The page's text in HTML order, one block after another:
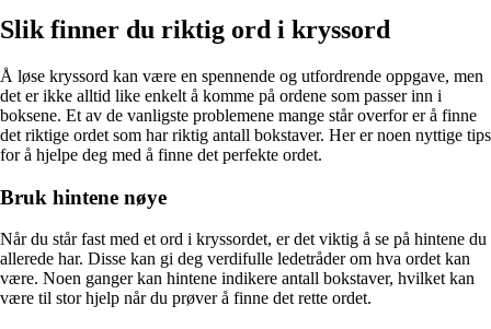
Slik finner du riktig ord i kryssord
Å løse kryssord kan være en spennende og utfordrende oppgave, men
det er ikke alltid like enkelt å komme på ordene som passer inn i
boksene. Et av de vanligste problemene mange står overfor er å finne
det riktige ordet som har riktig antall bokstaver. Her er noen nyttige tips
for å hjelpe deg med å finne det perfekte ordet.
Bruk hintene nøye
Når du står fast med et ord i kryssordet, er det viktig å se på hintene du
allerede har. Disse kan gi deg verdifulle ledetråder om hva ordet kan
være. Noen ganger kan hintene indikere antall bokstaver, hvilket kan
være til stor hjelp når du prøver å finne det rette ordet.